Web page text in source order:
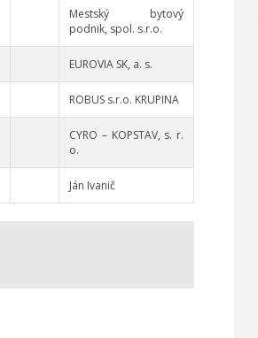
Mestský bytový
podnik, spol. s.r.o.
EUROVIA SK, a. s.
ROBUS s.r.o. KRUPINA
CYRO – KOPSTAV, s. r.
o.
Ján Ivanič